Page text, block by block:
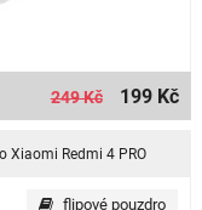
249 Kč 199 Kč
Xiaomi Redmi 4 PRO
flipové pouzdro